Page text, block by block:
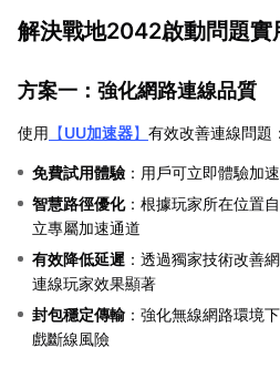
解決戰地2042啟動問題實
方案一：強化網路連線品質
使用 【UU加速器】 有效改善連線問題：
免費試用體驗 ：用戶可立即體驗加
智慧路徑優化：根據玩家所在位置
立專屬加速通道
有效降低延遲 ：透過獨家技術改善
連線玩家效果顯著
封包穩定傳輸 ：強化無線網路環境
戲斷線風險